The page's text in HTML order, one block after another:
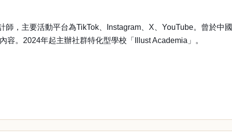
，主要活動平台為TikTok、Instagram、X、YouTube。曾於中
。2024年起主辦社群特化型學校「Illust Academia」。